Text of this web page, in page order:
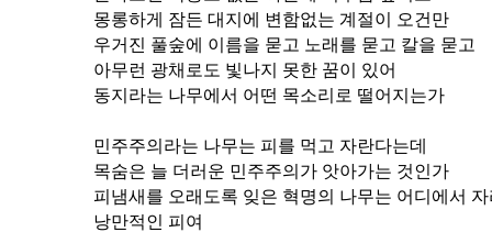
몽롱하게 잠든 대지에 변함없는 계절이 오건만
우거진 풀숲에 이름을 묻고 노래를 묻고 칼을 묻고
아무런 광채로도 빛나지 못한 꿈이 있어
동지라는 나무에서 어떤 목소리로 떨어지는가
민주주의라는 나무는 피를 먹고 자란다는데
목숨은 늘 더러운 민주주의가 앗아가는 것인가
피냄새를 오래도록 잊은 혁명의 나무는 어디에서
낭만적인 피여